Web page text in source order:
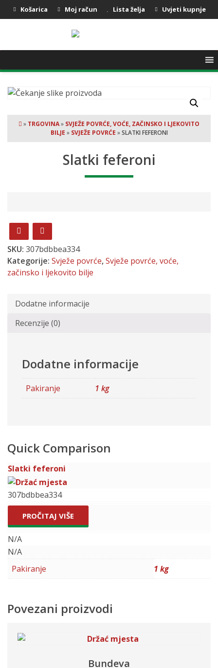
Košarica Moj račun Lista želja Uvjeti kupnje
» TRGOVINA» SVJEŽE POVRĆE, VOĆE, ZAČINSKO I LJEKOVITO
BILJE » SVJEŽE POVRĆE »SLATKI FEFERONI
Slatki feferoni
SKU: 307bdbbea334
Kategorije: Svježe povrće,Svježe povrće, voće,
začinsko i ljekovito bilje
Dodatne informacije
Recenzije (0)
Dodatne informacije
Pakiranje 1 kg
Quick Comparison
Slatki feferoni
307bdbbea334
PROČITAJ VIŠE
N/A
N/A
Pakiranje
1 kg
Povezani proizvodi
Bundeva